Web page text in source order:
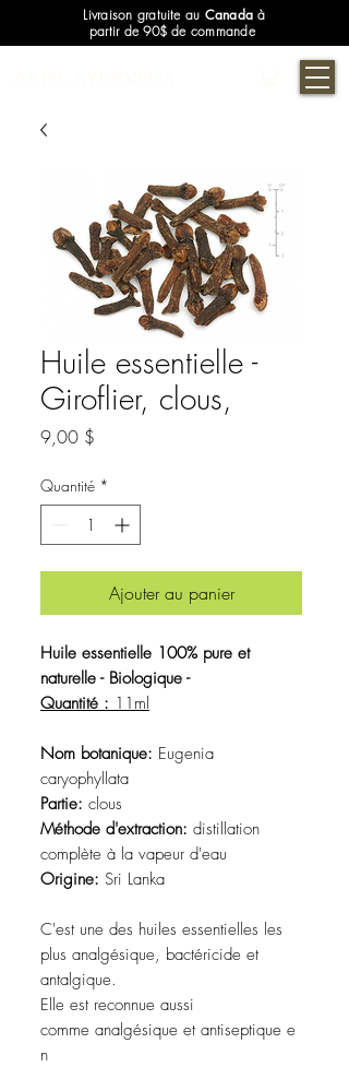
Livraison gratuite au Canada à
partir de 90$ de commande
Huile essentielle -
Giroflier, clous,
9,00 $
Quantité *
Ajouter au panier
Huile essentielle 100% pure et
naturelle - Biologique -
Quantité : 11ml
Nom botanique: Eugenia
caryophyllata
Partie: clous
Méthode d'extraction: distillation
complète à la vapeur d'eau
Origine: Sri Lanka
C'est une des huiles essentielles les
plus analgésique, bactéricide et
antalgique.
Elle est reconnue aussi
comme analgésique et antiseptique e
n